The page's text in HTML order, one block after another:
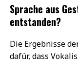
Sprache aus
entstanden?
Die Ergebnisse
dafür, dass